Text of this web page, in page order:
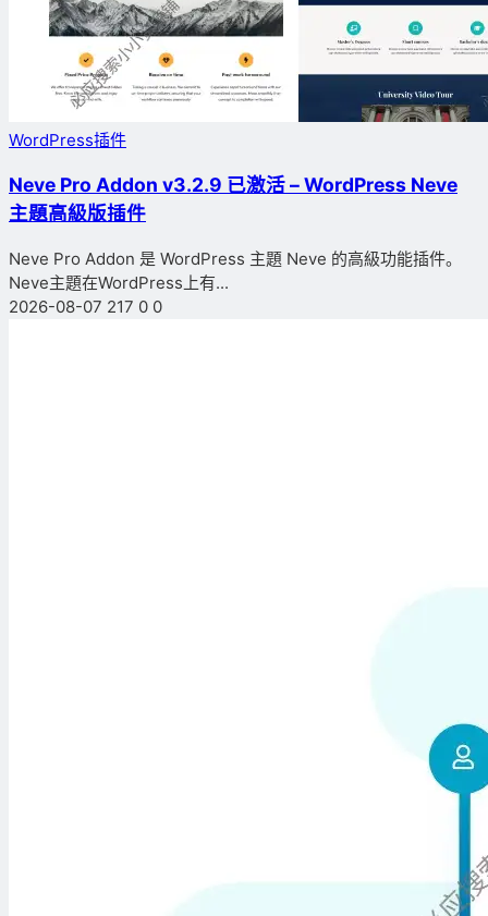
WordPress插件
Neve Pro Addon v3.2.9 已激活 – WordPress Neve
主題高級版插件
Neve Pro Addon 是 WordPress 主題 Neve 的高級功能插件。
Neve主題在WordPress上有...
2026-08-07 217 0 0